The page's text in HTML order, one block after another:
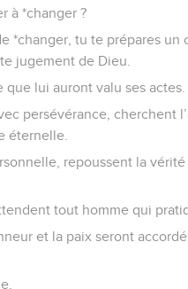
à *changer ?
*changer, tu te prépares un
jugement de Dieu.
lui auront valu ses actes.
persévérance, cherchent
éternelle.
repoussent la
tout homme qui
et la paix seront